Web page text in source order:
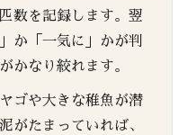
数を記録します。翌
か「一気に」かが判
かなり絞れます。
ゴや大きな稚魚が潜
がたまっていれば、